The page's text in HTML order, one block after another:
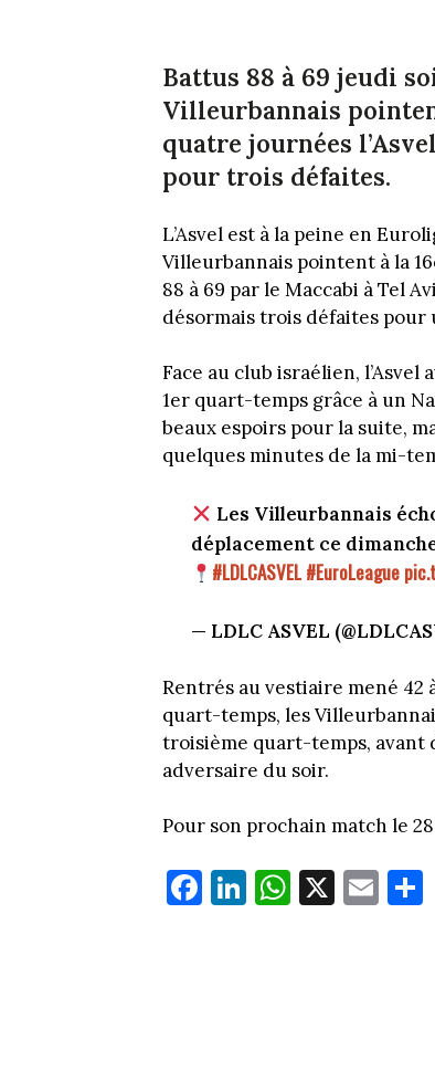
Battus 88 à 69 jeudi
Villeurbannais
quatre journées
pour trois défaites.
L’Asvel est à la peine en
Villeurbannais pointent à la
88 à 69 par le Maccabi à Tel
désormais trois défaites pour
Face au club israélien,
1er quart-temps grâce à un
beaux espoirs pour la suite,
quelques minutes de la mi-
Les Villeurbannais
déplacement ce
#LDLCASVEL #EuroLeague
— LDLC ASVEL
Rentrés au vestiaire mené 42
quart-temps, les
troisième quart-temps, avant
adversaire du soir.
Pour son prochain match le
Fa
ce
Li
nk
W
ha
X E
m